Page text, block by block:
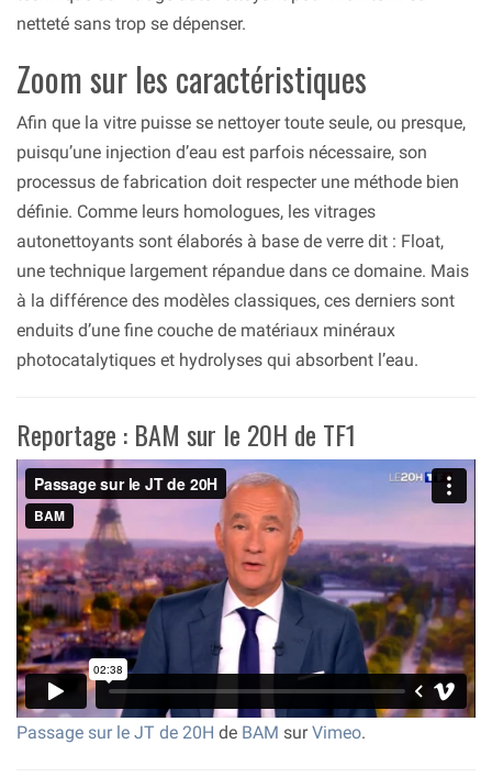
netteté sans trop se dépenser.
Zoom sur les caractéristiques
Afin que la vitre puisse se nettoyer toute seule, ou presque,
puisqu’une injection d’eau est parfois nécessaire, son
processus de fabrication doit respecter une méthode bien
définie. Comme leurs homologues, les vitrages
autonettoyants sont élaborés à base de verre dit : Float,
une technique largement répandue dans ce domaine. Mais
à la différence des modèles classiques, ces derniers sont
enduits d’une fine couche de matériaux minéraux
photocatalytiques et hydrolyses qui absorbent l’eau.
Reportage : BAM sur le 20H de TF1
Passage sur le JT de 20H de BAM surVimeo.